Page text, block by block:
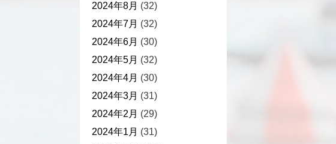
2024年8月 (32)
2024年7月 (32)
2024年6月 (30)
2024年5月 (32)
2024年4月 (30)
2024年3月 (31)
2024年2月 (29)
2024年1月 (31)